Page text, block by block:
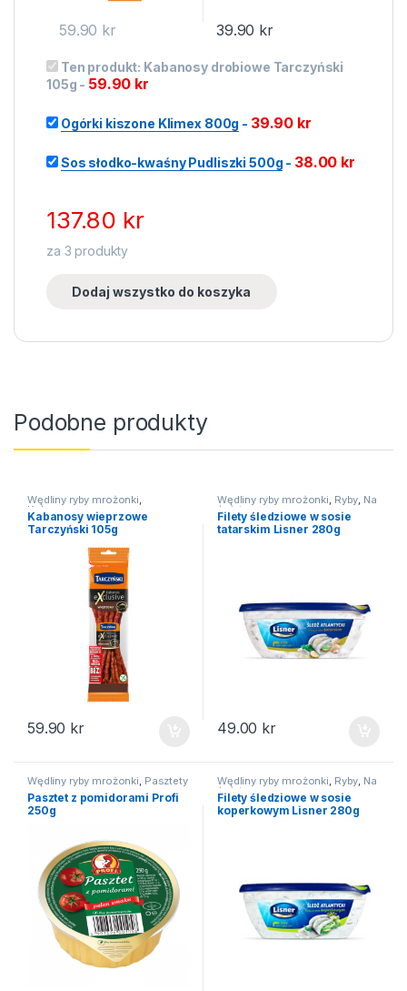
59.90 kr 39.90 kr
Ten produkt: Kabanosy drobiowe Tarczyński
105g - 59.90 kr
Ogórki kiszone Klimex 800g - 39.90 kr
Sos słodko-kwaśny Pudliszki 500g - 38.00 kr
137.80 kr
za 3 produkty
Dodaj wszystko do koszyka
Podobne produkty
Wędliny ryby mrożonki,
Kabanosy
Kabanosy wieprzowe
Tarczyński 105g
59.90 kr
Wędliny ryby mrożonki, Ryby, Na
święta
Filety śledziowe w sosie
tatarskim Lisner 280g
49.00 kr
Wędliny ryby mrożonki, Pasztety
Pasztet z pomidorami Profi
250g
Wędliny ryby mrożonki, Ryby, Na
święta
Filety śledziowe w sosie
koperkowym Lisner 280g